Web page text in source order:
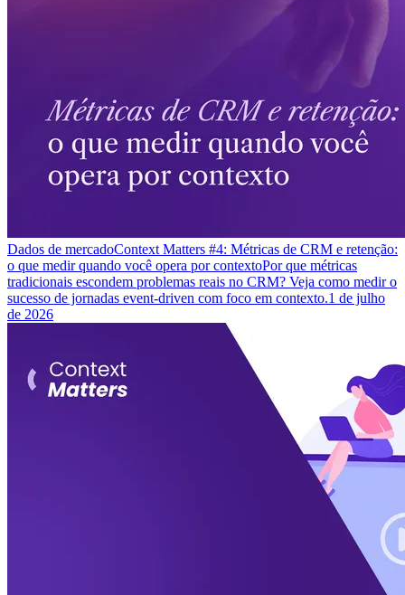
Dados de mercadoContext Matters #4: Métricas de CRM e retenção:
o que medir quando você opera por contextoPor que métricas
tradicionais escondem problemas reais no CRM? Veja como medir o
sucesso de jornadas event-driven com foco em contexto.1 de julho
de 2026